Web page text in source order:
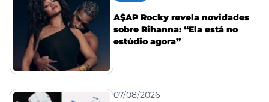
A$AP Rocky revela novidades
sobre Rihanna: “Ela está no
estúdio agora”
07/08/2026